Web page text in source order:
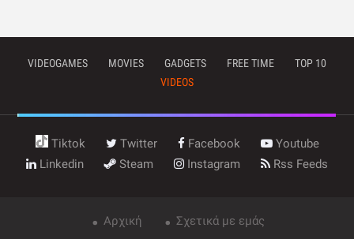
VIDEOGAMES MOVIES GADGETS FREE TIME
TOP 10
VIDEOS
Tiktok Twitter Facebook
Youtube
Linkedin
Steam Instagram Rss Feeds
Αρχική Σχετικά με εμάς